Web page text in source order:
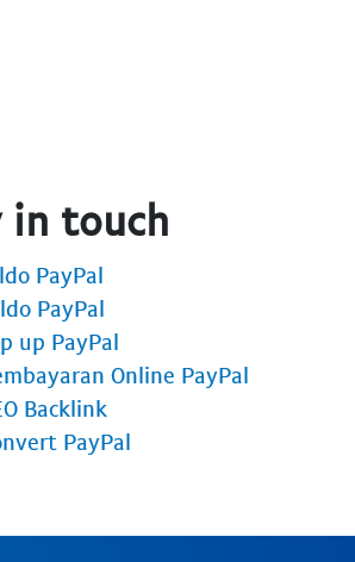
in touch
PayPal
PayPal
up PayPal
Online PayPal
Backlink
PayPal